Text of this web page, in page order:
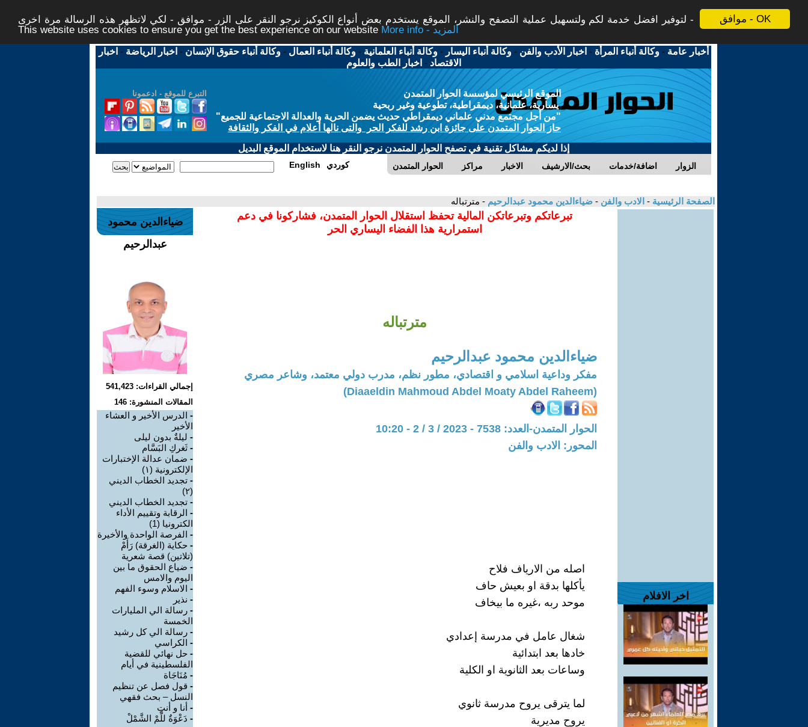
موافق - OK
لتوفير افضل خدمة لكم ولتسهيل عملية التصفح والنشر، الموقع يستخدم بعض أنواع الكوكيز نرجو النقر على الزر - موافق - لكي لاتظهر هذه الرسالة مرة اخرى -
This website uses cookies to ensure you get the best experience on our website
More info - المزيد
أخبار عامة -وكالة أنباء المرأة - اخبار الأدب والفن -وكالة أنباء اليسار -وكالة أنباء العلمانية -وكالة أنباء العمال -وكالة أنباء حقوق الإنسان - اخبار الرياضة - اخبار
الاقتصاد - اخبار الطب والعلوم
التبرع للموقع - ادعمونا
الموقع الرئيسي لمؤسسة الحوار المتمدن
يسارية، علمانية، ديمقراطية، تطوعية وغير ربحية
"من أجل مجتمع مدني علماني ديمقراطي حديث يضمن الحرية والعدالة الاجتماعية للجميع"
حاز الحوار المتمدن على جائزة ابن رشد للفكر الحر والتى نالها أعلام في الفكر والثقافة
إذا لديكم مشاكل تقنية في تصفح الحوار المتمدن نرجو النقر هنا لاستخدام الموقع البديل
الحوار المتمدن مراكز الاخبار بحث/الارشيف اضافة/خدمات الزوار English كوردي
الصفحة الرئيسية - الادب والفن - ضياءالدين محمود عبدالرحيم - مترتباله
اخر الافلام
تبرعاتكم وتبرعاتكن المالية تحفظ استقلال الحوار المتمدن، فشاركونا في دعم
استمرارية هذا الفضاء اليساري الحر
مترتباله
ضياءالدين محمود عبدالرحيم
مفكر وداعية اسلامي و اقتصادي، مطور نظم، مدرب دولي معتمد، وشاعر مصري
(Diaaeldin Mahmoud Abdel Moaty Abdel Raheem)
الحوار المتمدن-العدد: 7538 - 2023 / 3 / 2 - 10:20
المحور: الادب والفن
اصله من الارياف فلاح
يأكلها بدقة او بعيش حاف
موحد ربه ،غيره ما بيخاف
شغال عامل في مدرسة إعدادي
خادها بعد ابتدائية
وساعات بعد الثانوية او الكلية
لما يترقى يروح مدرسة ثانوي
يروح مديرية
ضياءالدين محمود
عبدالرحيم
إجمالي القراءات: 541,423
المقالات المنشورة: 146
- الدرس الأخير و العشاء
الأخير
- ليلةٌ بدون ليلى
- ثَغركِ البَسَّام
- ضمان عدالة الإختبارات
الإلكترونية (١)
- تجديد الخطاب الديني
(٢)
- تجديد الخطاب الديني
- الرقابة وتقييم الأداء
الكترونيا (1)
- الفرصة الواحدة والأخيرة
- حكاية (الغرقة) رَأَمْ
(تلاتين) قصة شعرية
- ضياع الحقوق ما بين
اليوم والامس
- الاسلام وسوء الفهم
- نذير
- رسالة الي المليارات
الخمسة
- رسالة الي كل رشيد
- الكراسي
- حل نهائي للقضية
الفلسطينية في أيام
- مُنَاجَاة
- قول فصل عن تنظيم
النسل – بحث فقهي
- أنا و أنتِ
- دَعْوَةٌ للَّمْ الشَّمْلْ